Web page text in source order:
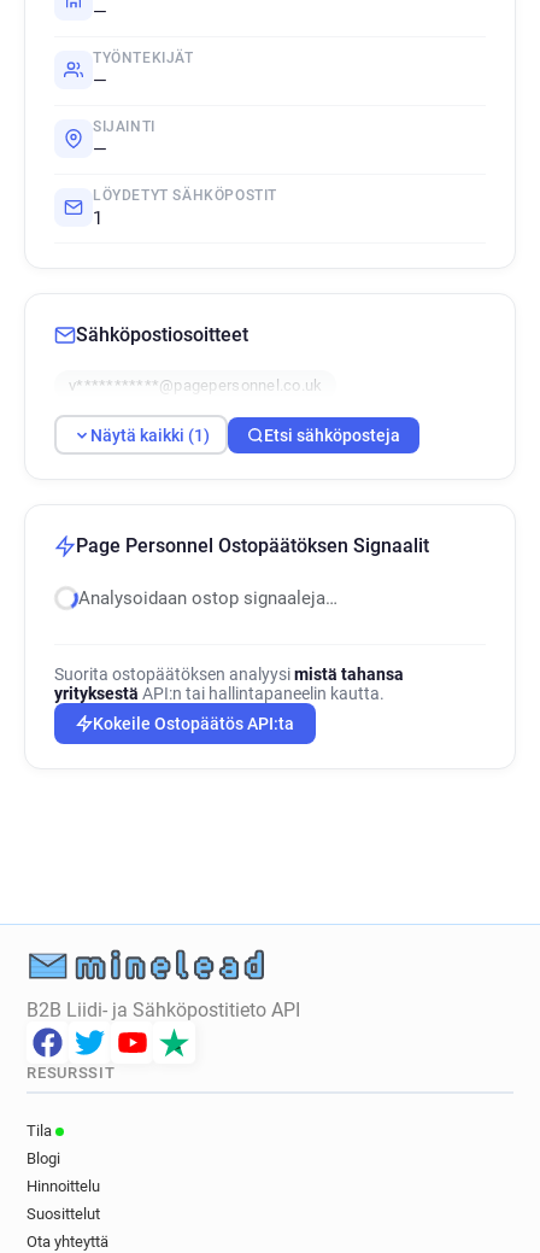
—
TYÖNTEKIJÄT
—
SIJAINTI
—
LÖYDETYT SÄHKÖPOSTIT
1
Sähköpostiosoitteet
v***********@pagepersonnel.co.uk
Näytä kaikki (1) Etsi sähköposteja
Page Personnel Ostopäätöksen Signaalit
Analysoidaan ostop signaaleja…
Suorita ostopäätöksen analyysimistä tahansa
yrityksestä API:n tai hallintapaneelin kautta.
Kokeile Ostopäätös API:ta
B2B Liidi- ja Sähköpostitieto API
RESURSSIT
Tila
Blogi
Hinnoittelu
Suosittelut
Ota yhteyttä